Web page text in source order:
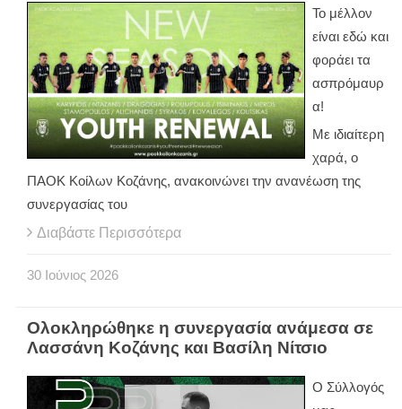
Το μέλλον
είναι εδώ και
φοράει τα
ασπρόμαυρ
α!
Με ιδιαίτερη
χαρά, ο
ΠΑΟΚ Κοίλων Κοζάνης, ανακοινώνει την ανανέωση της
συνεργασίας του
Διαβάστε Περισσότερα
30 Ιούνιος 2026
Ολοκληρώθηκε η συνεργασία ανάμεσα σε
Λασσάνη Κοζάνης και Βασίλη Νίτσιο
Ο Σύλλογός